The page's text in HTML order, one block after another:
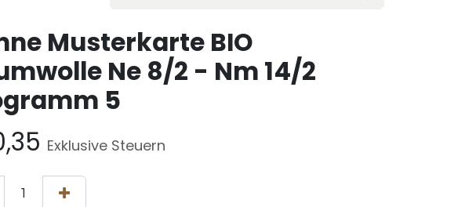
Musterkarte BIO
Ne 8/2 - Nm 14/2
5
Exklusive Steuern